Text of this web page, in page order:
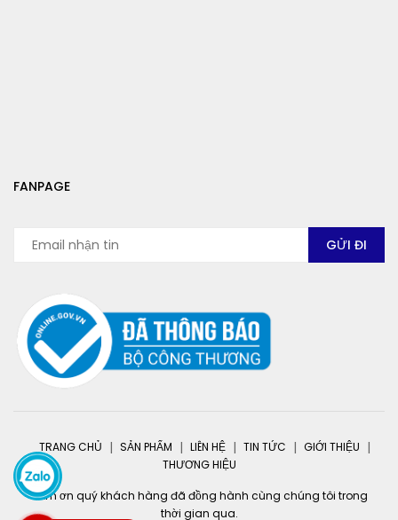
FANPAGE
TRANG CHỦ SẢN PHẨM LIÊN HỆ TIN TỨC
GIỚI THIỆU
THƯƠNG HIỆU
Cảm ơn quý khách hàng đã đồng hành cùng chúng tôi trong
thời gian qua.